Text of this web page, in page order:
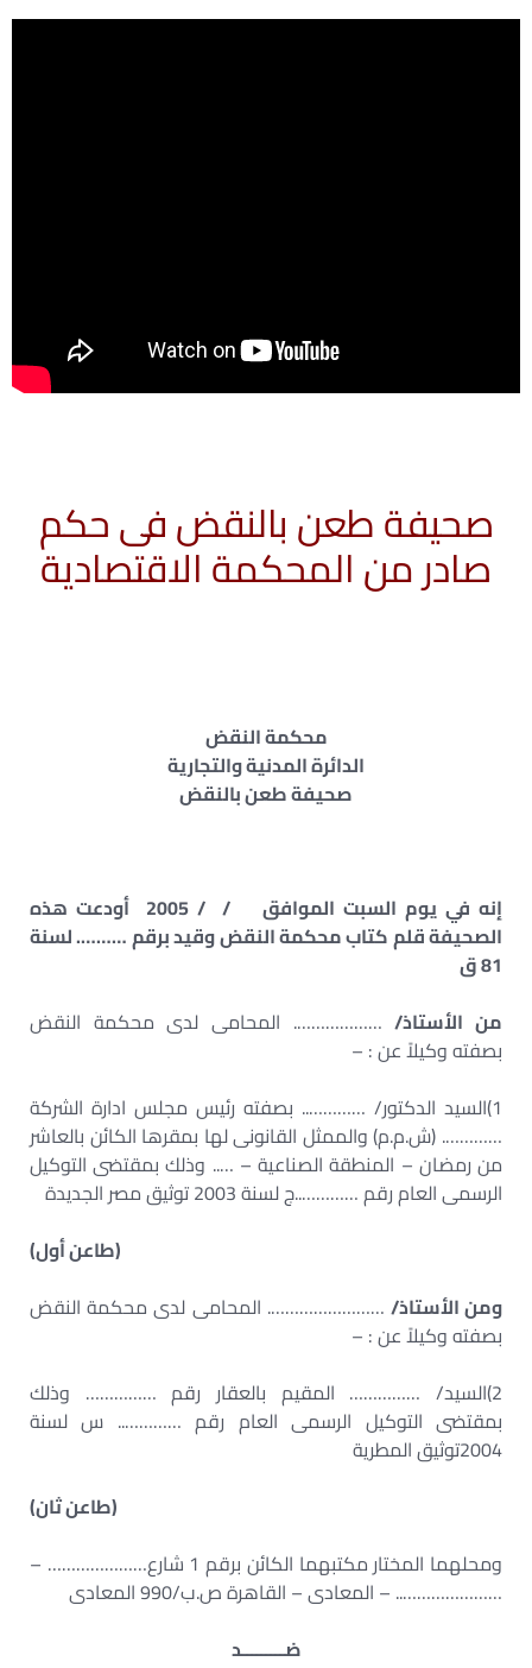
صحيفة طعن بالنقض فى حكم
صادر من المحكمة الاقتصادية
محكمة النقض
الدائرة المدنية والتجارية
صحيفة طعن بالنقض
إنه في يوم السبت الموافق / / 2005 أودعت هذه
الصحيفة قلم كتاب محكمة النقض وقيد برقم ………. لسنة
81 ق
من الأستاذ/………………. المحامى لدى محكمة النقض
بصفته وكيلاً عن : –
1)السيد الدكتور/ ………….. بصفته رئيس مجلس ادارة الشركة
…………. (ش.م.م) والممثل القانونى لها بمقرها الكائن بالعاشر
من رمضان – المنطقة الصناعية – ….. وذلك بمقتضى التوكيل
الرسمى العام رقم …………..ج لسنة 2003 توثيق مصر الجديدة
(طاعن أول)
ومن الأستاذ/ ……………………. المحامى لدى محكمة النقض
بصفته وكيلاً عن : –
2)السيد/ …………… المقيم بالعقار رقم …………… وذلك
بمقتضى التوكيل الرسمى العام رقم ………….. س لسنة
2004توثيق المطرية
(طاعن ثان)
ومحلهما المختار مكتبهما الكائن برقم 1 شارع………………… –
………………….. – المعادى – القاهرة ص.ب/990 المعادى
ضـــــــــد